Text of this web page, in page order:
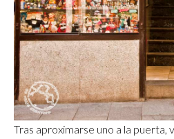
Tras aproximarse uno a la puerta,